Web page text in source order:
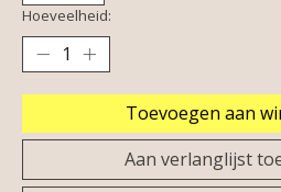
Hoeveelheid:
Toevoegen aan
Aan verlanglijst